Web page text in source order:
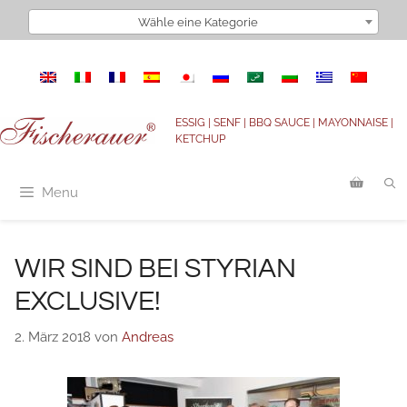
Inhalt
Wähle eine Kategorie
ESSIG | SENF | BBQ SAUCE | MAYONNAISE |
KETCHUP
Menu
WIR SIND BEI STYRIAN
EXCLUSIVE!
2. März 2018 von Andreas